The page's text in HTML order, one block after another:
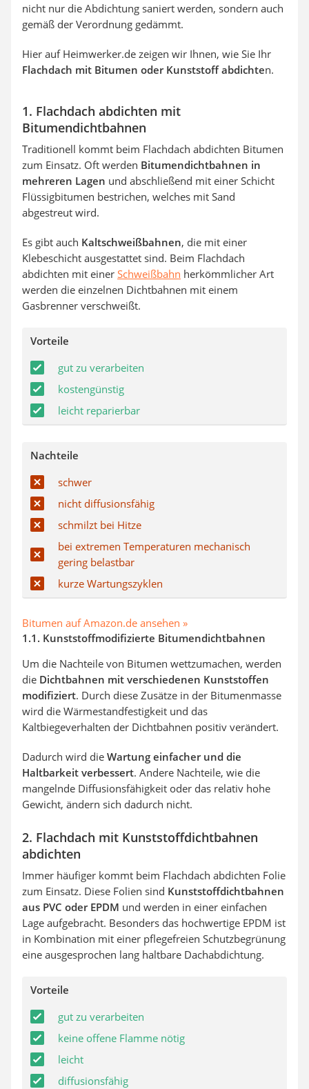
nicht nur die Abdichtung saniert werden, sondern auch
gemäß der Verordnung gedämmt.
Hier auf Heimwerker.de zeigen wir Ihnen, wie Sie Ihr
Flachdach mit Bitumen oder Kunststoff abdichten.
1. Flachdach abdichten mit
Bitumendichtbahnen
Traditionell kommt beim Flachdach abdichten Bitumen
zum Einsatz. Oft werden Bitumendichtbahnen in
mehreren Lagen und abschließend mit einer Schicht
Flüssigbitumen bestrichen, welches mit Sand
abgestreut wird.
Es gibt auch Kaltschweißbahnen, die mit einer
Klebeschicht ausgestattet sind. Beim Flachdach
abdichten mit einer Schweißbahn herkömmlicher Art
werden die einzelnen Dichtbahnen mit einem
Gasbrenner verschweißt.
Vorteile
gut zu verarbeiten
kostengünstig
leicht reparierbar
Nachteile
schwer
nicht diffusionsfähig
schmilzt bei Hitze
bei extremen Temperaturen mechanisch
gering belastbar
kurze Wartungszyklen
Bitumen auf Amazon.de ansehen »
1.1. Kunststoffmodifizierte Bitumendichtbahnen
Um die Nachteile von Bitumen wettzumachen, werden
die Dichtbahnen mit verschiedenen Kunststoffen
modifiziert. Durch diese Zusätze in der Bitumenmasse
wird die Wärmestandfestigkeit und das
Kaltbiegeverhalten der Dichtbahnen positiv verändert.
Dadurch wird die Wartung einfacher und die
Haltbarkeit verbessert. Andere Nachteile, wie die
mangelnde Diffusionsfähigkeit oder das relativ hohe
Gewicht, ändern sich dadurch nicht.
2. Flachdach mit Kunststoffdichtbahnen
abdichten
Immer häufiger kommt beim Flachdach abdichten Folie
zum Einsatz. Diese Folien sind Kunststoffdichtbahnen
aus PVC oder EPDM und werden in einer einfachen
Lage aufgebracht. Besonders das hochwertige EPDM ist
in Kombination mit einer pflegefreien Schutzbegrünung
eine ausgesprochen lang haltbare Dachabdichtung.
Vorteile
gut zu verarbeiten
keine offene Flamme nötig
leicht
diffusionsfähig